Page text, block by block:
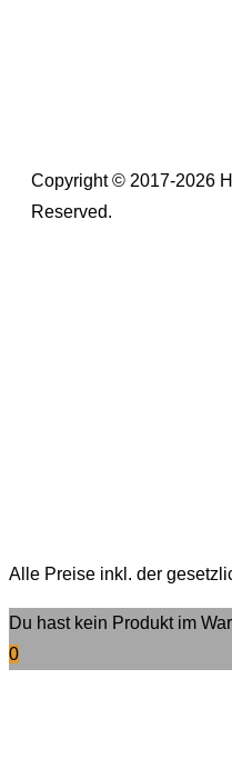
Copyright © 2017-2026
Reserved.
Alle Preise inkl. der
Du hast kein Produkt im
0